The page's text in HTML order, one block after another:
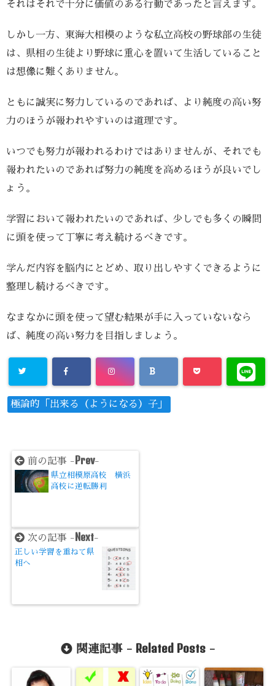
それはそれで十分に価値のある行動であったと言えます。
しかし一方、東海大相模のような私立高校の野球部の生徒
は、県相の生徒より野球に重心を置いて生活していること
は想像に難くありません。
ともに誠実に努力しているのであれば、より純度の高い努
力のほうが報われやすいのは道理です。
いつでも努力が報われるわけではありませんが、それでも
報われたいのであれば努力の純度を高めるほうが良いでし
ょう。
学習において報われたいのであれば、少しでも多くの瞬間
に頭を使って丁寧に考え続けるべきです。
学んだ内容を脳内にとどめ、取り出しやすくできるように
整理し続けるべきです。
なまなかに頭を使って望む結果が手に入っていないなら
ば、純度の高い努力を目指しましょう。
極論的「出来る（ようになる）子」
前の記事 - Prev-
県立相模原高校 横浜
高校に逆転勝利
次の記事 - Next-
正しい学習を重ねて県
相へ
関連記事 - Related Posts-